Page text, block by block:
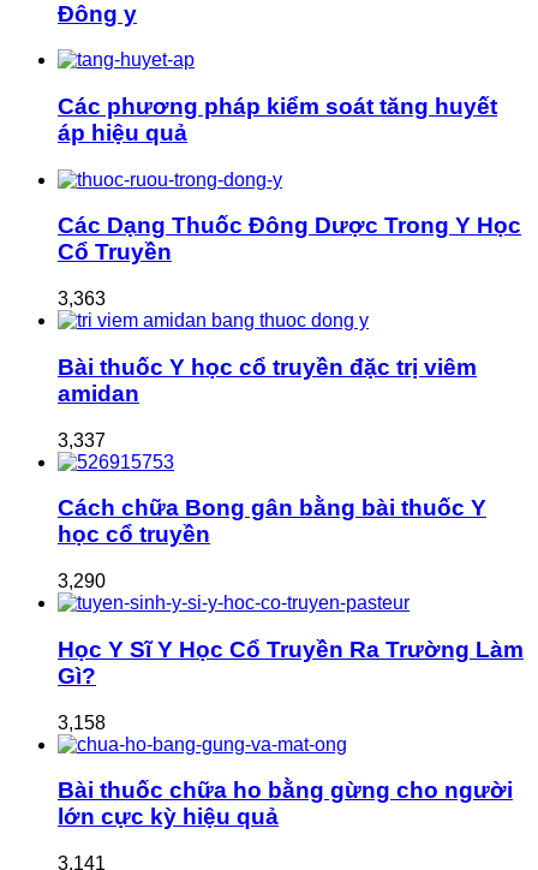
Đông y
Các phương pháp kiểm soát tăng huyết
áp hiệu quả
Các Dạng Thuốc Đông Dược Trong Y Học
Cổ Truyền
3,363
Bài thuốc Y học cổ truyền đặc trị viêm
amidan
3,337
Cách chữa Bong gân bằng bài thuốc Y
học cổ truyền
3,290
Học Y Sĩ Y Học Cổ Truyền Ra Trường Làm
Gì?
3,158
Bài thuốc chữa ho bằng gừng cho người
lớn cực kỳ hiệu quả
3,141